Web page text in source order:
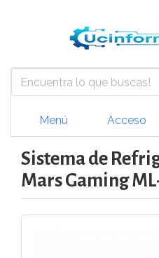
Menú Acceso
Sistema de
Mars Gaming